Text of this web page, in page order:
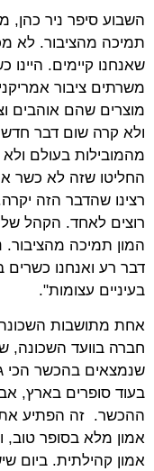
השבוע סיפר ניר כהן,
שאנחנו קיימים. היינו
משרתים ציבור
מוצרים שהם אוהבים
ולא קרה שום דבר
מהמובילות בעולם
החליטו שזה לא כשר
רצינו שהדבר הזה
רוצים לאחד. הקהל
המון תמיכה מהציבור.
דבר רע ואנחנו כשרים
בעיניים עצומות".
אחת מתושבות השכונה
חברה בוועד השכונה,
שנמצאים בהכשר הכי
בעוד סופרים בארץ,
ההכשר. זה הפתיע את
אמון מלא בסופר טוב,
אמון קהילתית. ביום